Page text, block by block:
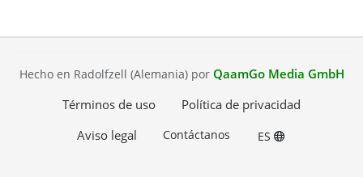
Hecho en Radolfzell (Alemania) por QaamGo Media GmbH
Términos de uso
Política de privacidad
Aviso legal
Contáctanos ES